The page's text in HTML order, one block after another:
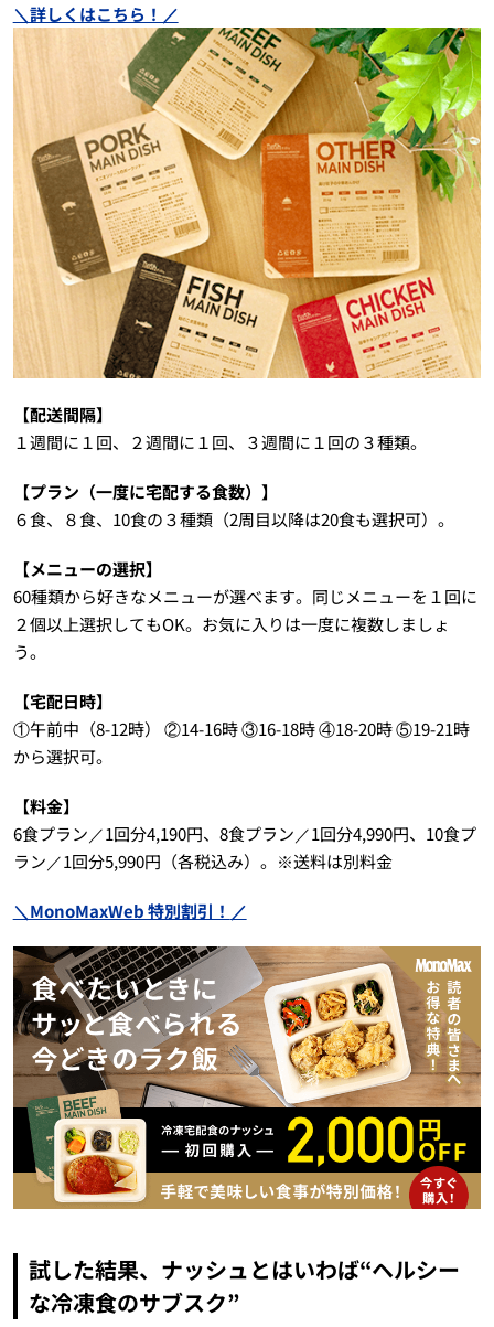
＼詳しくはこちら！／
【配送間隔】
１週間に１回、２週間に１回、３週間に１回の３種類。
【プラン（一度に宅配する食数）】
６食、８食、10食の３種類（2周目以降は20食も選択可）。
【メニューの選択】
60種類から好きなメニューが選べます。同じメニューを１回に
２個以上選択してもOK。お気に入りは一度に複数しましょ
う。
【宅配日時】
①午前中（8-12時） ②14-16時 ③16-18時 ④18-20時 ⑤19-21時
から選択可。
【料金】
6食プラン／1回分4,190円、8食プラン／1回分4,990円、10食プ
ラン／1回分5,990円（各税込み）。※送料は別料金
＼MonoMaxWeb 特別割引！ ／
試した結果、ナッシュとはいわば“ヘルシー
な冷凍食のサブスク”